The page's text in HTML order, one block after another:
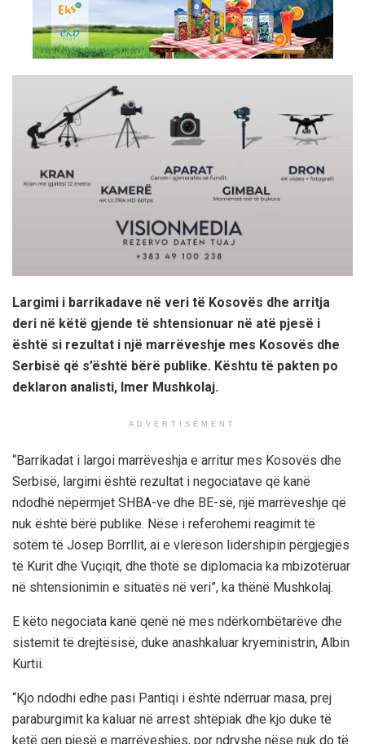
Largimi i barrikadave në veri të Kosovës dhe arritja
deri në këtë gjende të shtensionuar në atë pjesë i
është si rezultat i një marrëveshje mes Kosovës dhe
Serbisë që s’është bërë publike. Kështu të pakten po
deklaron analisti, Imer Mushkolaj.
ADVERTISEMENT
“Barrikadat i largoi marrëveshja e arritur mes Kosovës dhe
Serbisë, largimi është rezultat i negociatave që kanë
ndodhë nëpërmjet SHBA-ve dhe BE-së, një marrëveshje që
nuk është bërë publike. Nëse i referohemi reagimit të
sotëm të Josep Borrllit, ai e vlerëson lidershipin përgjegjës
të Kurit dhe Vuçiqit, dhe thotë se diplomacia ka mbizotëruar
në shtensionimin e situatës në veri”, ka thënë Mushkolaj.
E këto negociata kanë qenë në mes ndërkombëtarëve dhe
sistemit të drejtësisë, duke anashkaluar kryeministrin, Albin
Kurtii.
“Kjo ndodhi edhe pasi Pantiqi i është ndërruar masa, prej
paraburgimit ka kaluar në arrest shtëpiak dhe kjo duke të
ketë qen pjesë e marrëveshjes, por ndryshe nëse nuk do të